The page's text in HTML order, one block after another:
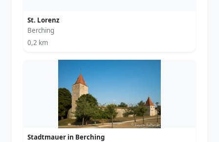
St. Lorenz
Berching
0,2 km
Stadtmauer in Berching